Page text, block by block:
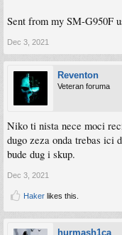
Sent from my SM-G950F
Dec 3, 2021
Reventon
Veteran foruma
Niko ti nista nece moci
dugo zeza onda trebas ici
bude dug i skup.
Dec 3, 2021
Haker likes this.
hurmash1ca